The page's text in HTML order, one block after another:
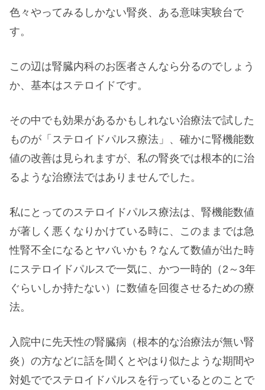
色々やってみるしかない腎炎、ある意味実験台で
す。
この辺は腎臓内科のお医者さんなら分るのでしょう
か、基本はステロイドです。
その中でも効果があるかもしれない治療法で試した
ものが「ステロイドパルス療法」、確かに腎機能数
値の改善は見られますが、私の腎炎では根本的に治
るような治療法ではありませんでした。
私にとってのステロイドパルス療法は、腎機能数値
が著しく悪くなりかけている時に、このままでは急
性腎不全になるとヤバいかも？なんて数値が出た時
にステロイドパルスで一気に、かつ一時的（2～3年
ぐらいしか持たない）に数値を回復させるための療
法。
入院中に先天性の腎臓病（根本的な治療法が無い腎
炎）の方などに話を聞くとやはり似たような期間や
対処ででステロイドパルスを行っているとのことで